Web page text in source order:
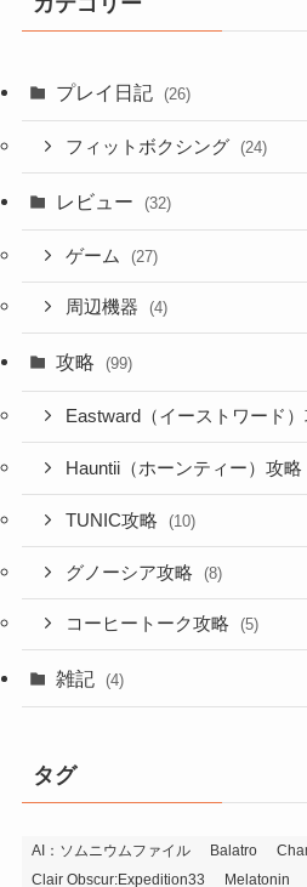
プレイ日記 (26)
フィットボクシング (24)
レビュー (32)
ゲーム (27)
周辺機器 (4)
攻略 (99)
Eastward（イーストワード
Hauntii（ホーンティー）攻略
TUNIC攻略 (10)
グノーシア攻略 (8)
コーヒートーク攻略 (5)
雑記 (4)
タグ
AI：ソムニウムファイル Balatro
Clair Obscur:Expedition33
Melatonin